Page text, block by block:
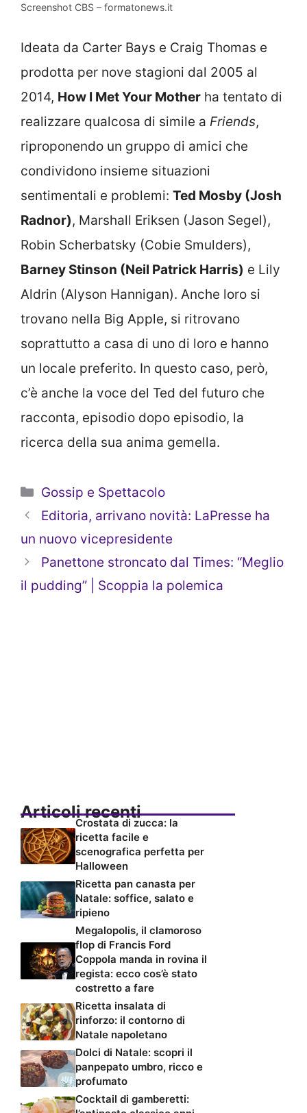
Screenshot CBS – formatonews.it
Ideata da Carter Bays e Craig Thomas e
prodotta per nove stagioni dal 2005 al
2014, How I Met Your Mother ha tentato di
realizzare qualcosa di simile a Friends,
riproponendo un gruppo di amici che
condividono insieme situazioni
sentimentali e problemi: Ted Mosby (Josh
Radnor), Marshall Eriksen (Jason Segel),
Robin Scherbatsky (Cobie Smulders),
Barney Stinson (Neil Patrick Harris) e Lily
Aldrin (Alyson Hannigan). Anche loro si
trovano nella Big Apple, si ritrovano
soprattutto a casa di uno di loro e hanno
un locale preferito. In questo caso, però,
c’è anche la voce del Ted del futuro che
racconta, episodio dopo episodio, la
ricerca della sua anima gemella.
Categorie
Gossip e Spettacolo
Editoria, arrivano novità: LaPresse ha
un nuovo vicepresidente
Panettone stroncato dal Times: “Meglio
il pudding” | Scoppia la polemica
Articoli recenti
Crostata di zucca: la
ricetta facile e
scenografica perfetta per
Halloween
Ricetta pan canasta per
Natale: soffice, salato e
ripieno
Megalopolis, il clamoroso
flop di Francis Ford
Coppola manda in rovina il
regista: ecco cos’è stato
costretto a fare
Ricetta insalata di
rinforzo: il contorno di
Natale napoletano
Dolci di Natale: scopri il
panpepato umbro, ricco e
profumato
Cocktail di gamberetti: